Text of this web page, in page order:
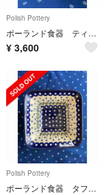
Polish Pottery
ポーランド食器 ティーポット
¥ 3,600
Polish Pottery
ポーランド食器 タフィーボール